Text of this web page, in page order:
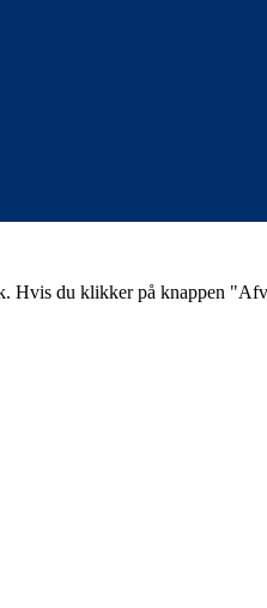
Hvis du klikker på knappen